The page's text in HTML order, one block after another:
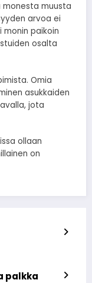
monesta muusta
arvoa ei
monin paikoin
osalta
Omia
asukkaiden
jota
ollaan
on
palkka